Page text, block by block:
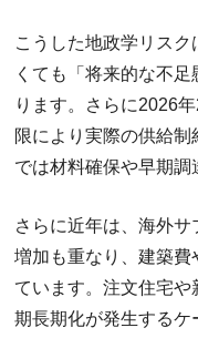
こうした地政学リス
くても「将来的な不
ります。さらに2026
限により実際の供給
では材料確保や早期調
さらに近年は、海外
増加も重なり、建築
ています。注文住宅
期長期化が発生する